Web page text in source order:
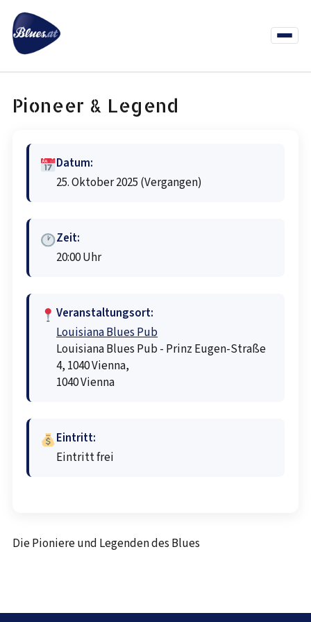
Inhalt
springen
Menü
Pioneer & Legend
Datum:
25. Oktober 2025 (Vergangen)
Zeit:
20:00 Uhr
Veranstaltungsort:
Louisiana Blues Pub
Louisiana Blues Pub - Prinz Eugen-Straße
4, 1040 Vienna,
1040 Vienna
Eintritt:
Eintritt frei
Die Pioniere und Legenden des Blues